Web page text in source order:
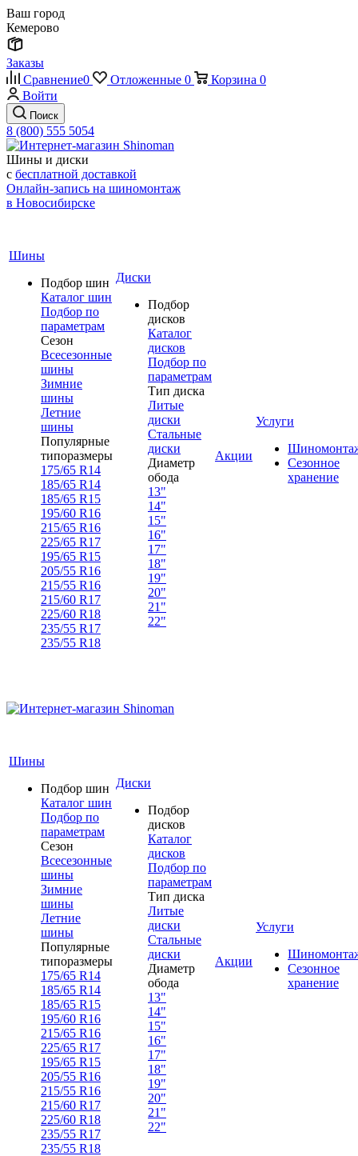
Ваш город
Кемерово
Заказы
Сравнение0 Отложенные 0 Корзина 0
Войти
Поиск
8 (800) 555 5054
Шины и диски
с бесплатной доставкой
Онлайн-запись на шиномонтаж
в Новосибирске
Шины
Подбор шин
Каталог шин
Подбор по
параметрам
Сезон
Всесезонные
шины
Зимние
шины
Летние
шины
Популярные
типоразмеры
175/65 R14
185/65 R14
185/65 R15
195/60 R16
215/65 R16
225/65 R17
195/65 R15
205/55 R16
215/55 R16
215/60 R17
225/60 R18
235/55 R17
235/55 R18
Диски
Подбор
дисков
Каталог
дисков
Подбор по
параметрам
Тип диска
Литые
диски
Стальные
диски
Диаметр
обода
13"
14"
15"
16"
17"
18"
19"
20"
21"
22"
Акции
Услуги
Сезонное
хранение
Шины
Подбор шин
Каталог шин
Подбор по
параметрам
Сезон
Всесезонные
шины
Зимние
шины
Летние
шины
Популярные
типоразмеры
175/65 R14
185/65 R14
185/65 R15
195/60 R16
215/65 R16
225/65 R17
195/65 R15
205/55 R16
215/55 R16
215/60 R17
225/60 R18
235/55 R17
235/55 R18
Диски
Подбор
дисков
Каталог
дисков
Подбор по
параметрам
Тип диска
Литые
диски
Стальные
диски
Диаметр
обода
13"
14"
15"
16"
17"
18"
19"
20"
21"
22"
Акции
Услуги
Сезонное
хранение